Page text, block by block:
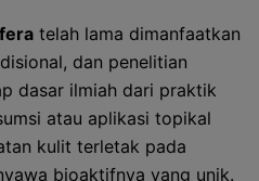
telah lama dimanfaatkan
dan penelitian
dasar ilmiah dari praktik
atau aplikasi topikal
kulit terletak pada
bioaktifnya yang unik.